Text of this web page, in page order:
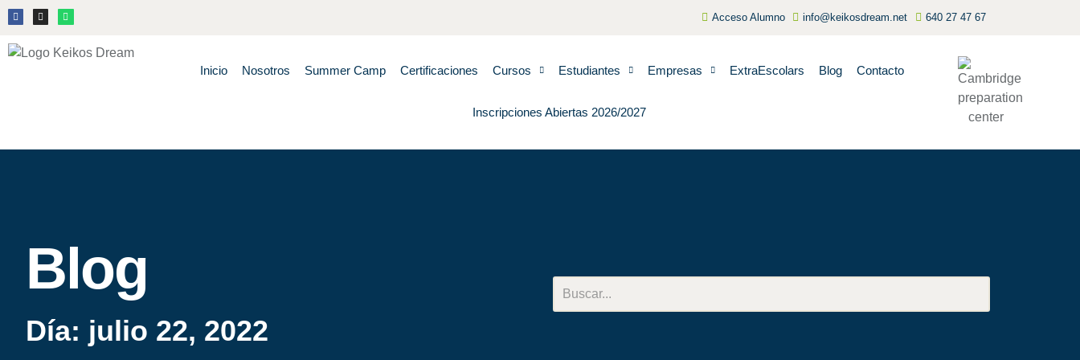
Acceso Alumno info@keikosdream.net 640 27 47 67
Inicio Nosotros Summer Camp Certificaciones Cursos Estudiantes Empresas ExtraEscolars Blog Contacto
Inscripciones Abiertas 2026/2027
Blog
Día: julio 22, 2022